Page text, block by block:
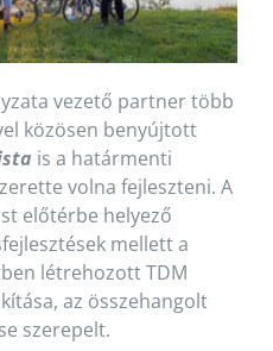
vezető partner több
közösen benyújtott
is a határmenti
volna fejleszteni. A
előtérbe helyező
mellett a
létrehozott TDM
az összehangolt
szerepelt.